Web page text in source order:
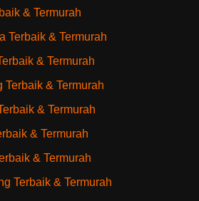
& Termurah
Terbaik & Termurah
& Termurah
& Termurah
& Termurah
& Termurah
& Termurah
Terbaik & Termurah